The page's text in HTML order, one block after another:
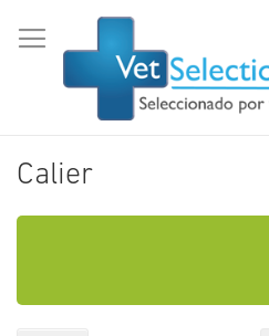
al
contenido
Calier